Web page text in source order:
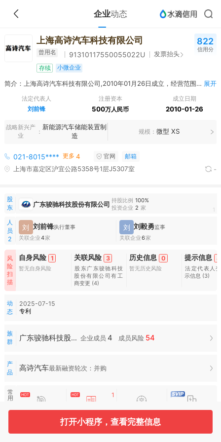
企业动态
上海高诗汽车科技有限公司
曾用名 91310117550055022U 发票抬头
存续 小微企业
822
信用分
简介：上海高诗汽车科技有限公司,2010年01月26日成立，经营范围包括一般项目：技术服务、技术开发、技术咨询、技术交流、技术转让、技术推广；机械零件、零部件销售；货物进出口；技术进出口；储能技术服务；电池销售；电池零配件销售。（除依法须经批准的项目外，凭营业执照依法自主开展经营活动） 展开
法定代表人
刘前锋
注册资本
500万人民币
成立日期
2010-01-26
战略新兴产
业
新能源汽车储能装置制
造
规模 微型 XS
021-8015**** 更多 4 官网 邮箱
上海市嘉定区沪宜公路5358号1层J5307室 -
股
东
广东骏驰科技股份有限公司 持股比例 100%
投资企业 2 家 1
人
员
2
刘 刘前锋执行董事
关联企业4家
刘 刘毅勇监事
关联企业6家
风
险
扫
描
自身风险 1
暂无自身风险
关联风险 3
股东广东骏驰科技
股份有限公司有工
商变更 (4)
历史信息 0
暂无历史风险
提示信息
法定代表人
示信息 (3)
动
态
2025-07-15
专利
族
群
广东骏驰科技股份有限公司族群 企业成员 4 成员风险 54
产
品
高诗汽车最新融资轮次：并购
常
用
务
招投标
1
司法案件 空壳扫描 合作风险
滴
打开小程序，查看完整信息